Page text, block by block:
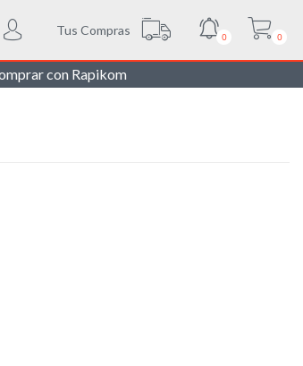
Tus Compras 0 0
con Rapikom